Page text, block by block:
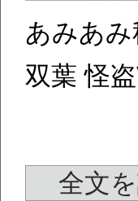
あみあ
双葉 怪
全文